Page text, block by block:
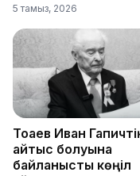
5 тамыз, 2026
Тоқаев Иван
қайтыс болуына
байланысты көңіл